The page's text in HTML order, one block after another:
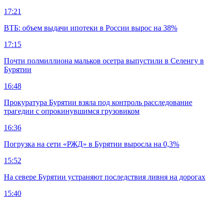
17:21
ВТБ: объем выдачи ипотеки в России вырос на 38%
17:15
Почти полмиллиона мальков осетра выпустили в Селенгу в
Бурятии
16:48
Прокуратура Бурятии взяла под контроль расследование
трагедии с опрокинувшимся грузовиком
16:36
Погрузка на сети «РЖД» в Бурятии выросла на 0,3%
15:52
На севере Бурятии устраняют последствия ливня на дорогах
15:40